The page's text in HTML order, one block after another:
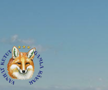
Journalistiliitto /